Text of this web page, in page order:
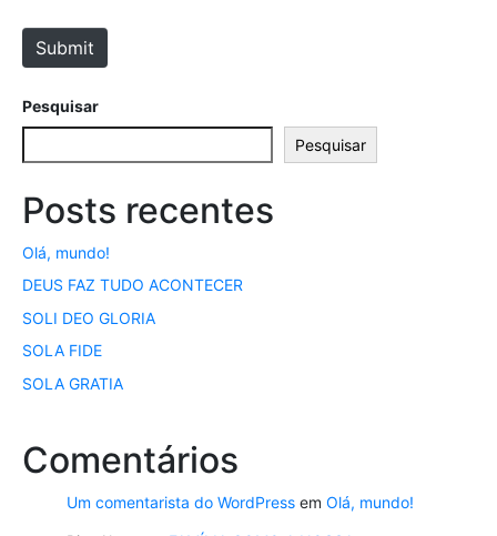
e
Submit
Pesquisar
Pesquisar
Posts recentes
Olá, mundo!
DEUS FAZ TUDO ACONTECER
SOLI DEO GLORIA
SOLA FIDE
SOLA GRATIA
Comentários
Um comentarista do WordPress em Olá, mundo!